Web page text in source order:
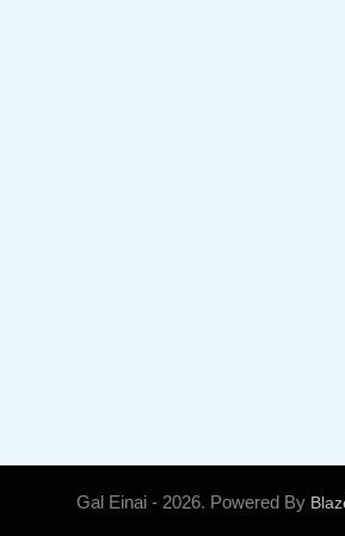
Gal Einai - 2026. Powered By